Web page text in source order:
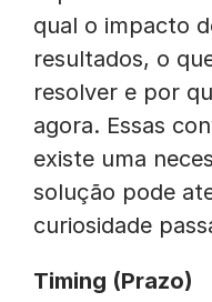
qual o impacto
resultados, o
resolver e por
agora. Essas
existe uma
solução pode
curiosidade
Timing (Prazo)